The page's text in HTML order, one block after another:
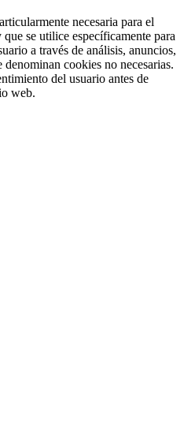
necesaria para el
se utilice específicamente para
a través de análisis, anuncios,
cookies no necesarias.
del usuario antes de
web.